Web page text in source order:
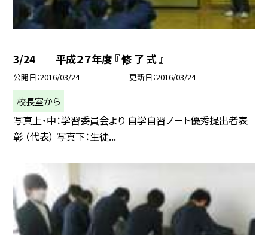
3/24 平成２７年度 『 修 了 式 』
公開日 2016/03/24 更新日 2016/03/24
校長室から
写真上・中：学習委員会より 自学自習ノート優秀提出者表
彰 （代表） 写真下：生徒...